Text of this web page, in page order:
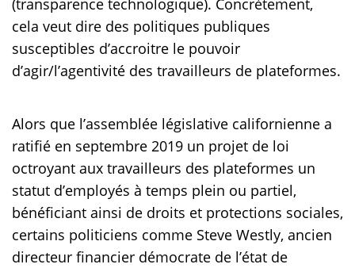
(transparence technologique). Concrètement,
cela veut dire des politiques publiques
susceptibles d’accroitre le pouvoir
d’agir/l’agentivité des travailleurs de plateformes.
Alors que l’assemblée législative californienne a
ratifié en septembre 2019 un projet de loi
octroyant aux travailleurs des plateformes un
statut d’employés à temps plein ou partiel,
bénéficiant ainsi de droits et protections sociales,
certains politiciens comme Steve Westly, ancien
directeur financier démocrate de l’état de